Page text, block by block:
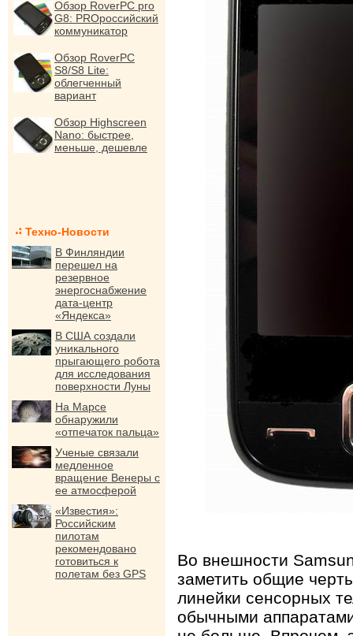
Обзор RoverPC pro
G8: PROроссийский
коммуникатор
Обзор RoverPC
S8/S8 Lite:
облегченный
вариант
Обзор Highscreen
Nano: быстрее,
меньше, дешевле
Техно-Новости
В Финляндии
перешел на
резервное
энергоснабжение
дата-центр
«Яндекса»
В США создали
уникального
прыгающего робота
для исследования
поверхности Луны
На Марсе
обнаружили
«отпечаток пальца»
Ученые связали
медленное
вращение Венеры с
ее атмосферой
«Известия»:
Российским
пилотам
рекомендовано
готовиться к
полетам без GPS
Во внешности
заметить общие
линейки сенсорных
обычными